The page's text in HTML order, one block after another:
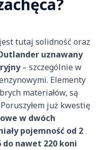
tutaj solidność oraz
uznawany
– szczególnie w
Elementy
materiałów, są
już kwestię
w dwóch
pojemność od 2
nawet 220 koni